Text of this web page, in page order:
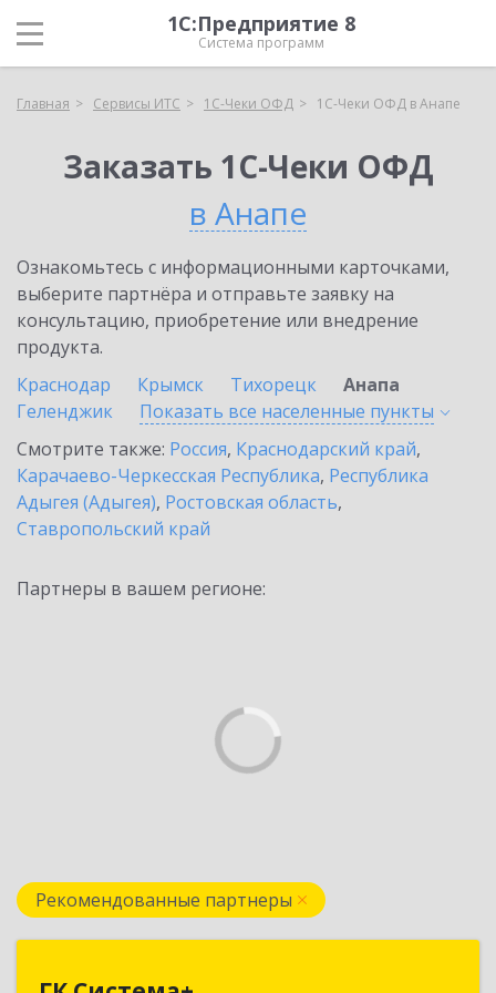
1С:Предприятие 8
Система программ
Главная Сервисы ИТС 1С-Чеки ОФД 1С-Чеки ОФД в Анапе
Заказать 1С-Чеки ОФД
в Анапе
Ознакомьтесь с информационными карточками,
выберите партнёра и отправьте заявку на
консультацию, приобретение или внедрение
продукта.
Краснодар
Крымск Тихорецк
Анапа
Геленджик
Показать все населенные пункты
Смотрите также: Россия, Краснодарский край,
Карачаево-Черкесская Республика, Республика
Адыгея (Адыгея), Ростовская область,
Ставропольский край
Партнеры в вашем регионе:
Рекомендованные партнеры